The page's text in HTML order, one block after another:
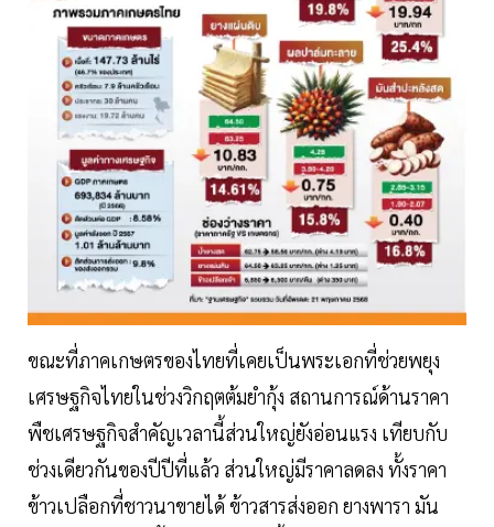
ขณะที่ภาคเกษตรของไทยที่เคยเป็นพระเอกที่ช่วยพยุง
เศรษฐกิจไทยในช่วงวิกฤตต้มยำกุ้ง สถานการณ์ด้านราคา
พืชเศรษฐกิจสำคัญเวลานี้ส่วนใหญ่ยังอ่อนแรง เทียบกับ
ช่วงเดียวกันของปีปีที่แล้ว ส่วนใหญ่มีราคาลดลง ทั้งราคา
ข้าวเปลือกที่ชาวนาขายได้ ข้าวสารส่งออก ยางพารา มัน